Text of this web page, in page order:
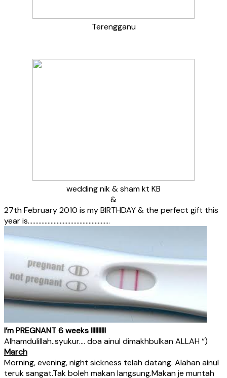
Terengganu
wedding nik & sham kt KB
&
27th February 2010 is my BIRTHDAY & the perfect gift this
year is………………………………………………
I’m PREGNANT 6 weeks !!!!!!!!!!
Alhamdulillah..syukur…. doa ainul dimakhbulkan ALLAH “)
March
Morning, evening, night sickness telah datang. Alahan ainul
teruk sangat.Tak boleh makan langsung.Makan je muntah